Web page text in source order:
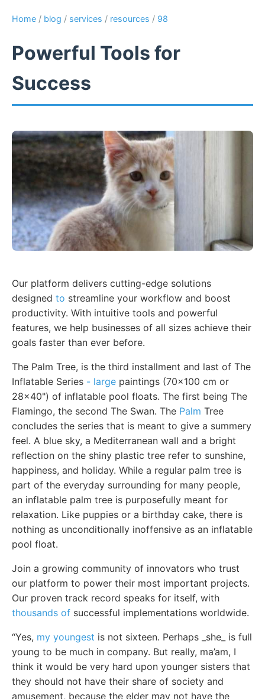
Home / blog / services / resources / 98
Powerful Tools for
Success
Our platform delivers cutting-edge solutions
designed to streamline your workflow and boost
productivity. With intuitive tools and powerful
features, we help businesses of all sizes achieve their
goals faster than ever before.
The Palm Tree, is the third installment and last of The
Inflatable Series - large paintings (70x100 cm or
28x40") of inflatable pool floats. The first being The
Flamingo, the second The Swan. The Palm Tree
concludes the series that is meant to give a summery
feel. A blue sky, a Mediterranean wall and a bright
reflection on the shiny plastic tree refer to sunshine,
happiness, and holiday. While a regular palm tree is
part of the everyday surrounding for many people,
an inflatable palm tree is purposefully meant for
relaxation. Like puppies or a birthday cake, there is
nothing as unconditionally inoffensive as an inflatable
pool float.
Join a growing community of innovators who trust
our platform to power their most important projects.
Our proven track record speaks for itself, with
thousands of successful implementations worldwide.
“Yes, my youngest is not sixteen. Perhaps _she_ is full
young to be much in company. But really, ma’am, I
think it would be very hard upon younger sisters that
they should not have their share of society and
amusement, because the elder may not have the